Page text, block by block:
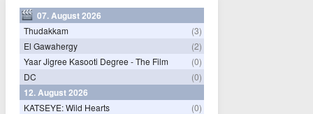
07. August 2026
Thudakkam
(3)
El Gawahergy
(2)
Yaar Jigree Kasooti Degree - The Film
(0)
DC
(0)
12. August 2026
KATSEYE: Wild Hearts (0)